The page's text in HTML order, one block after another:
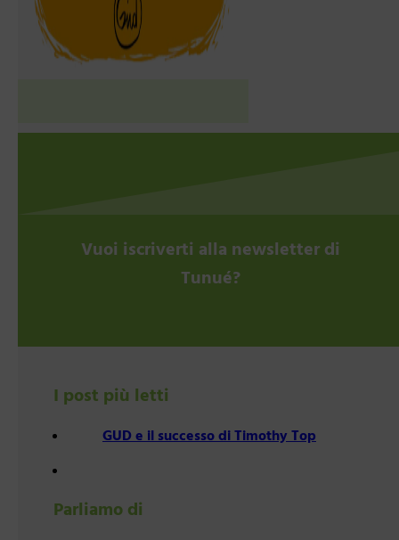
Vuoi iscriverti alla newsletter di
Tunué?
I post più letti
GUD e il successo di Timothy Top
Parliamo di